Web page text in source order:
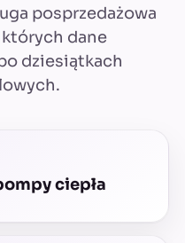
posprzedażowa
których dane
dziesiątkach
ciepła